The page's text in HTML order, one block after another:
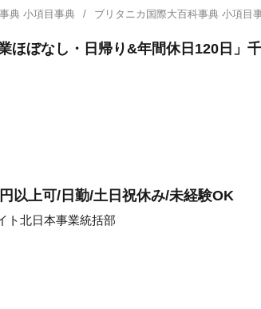
典 小項目事典 ブリタニカ国際大百科事典 小項
ほぼなし・日帰り&年間休日120日」
以上可/日勤/土日祝休み/未経験OK
ト北日本事業統括部